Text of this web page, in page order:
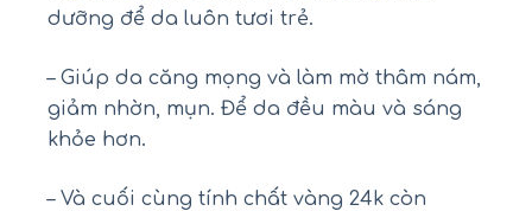
dưỡng để da luôn tươi trẻ.
– Giúp da căng mọng và làm mờ thâm nám,
giảm nhờn, mụn. Để da đều màu và sáng
khỏe hơn.
– Và cuối cùng tính chất vàng 24k còn